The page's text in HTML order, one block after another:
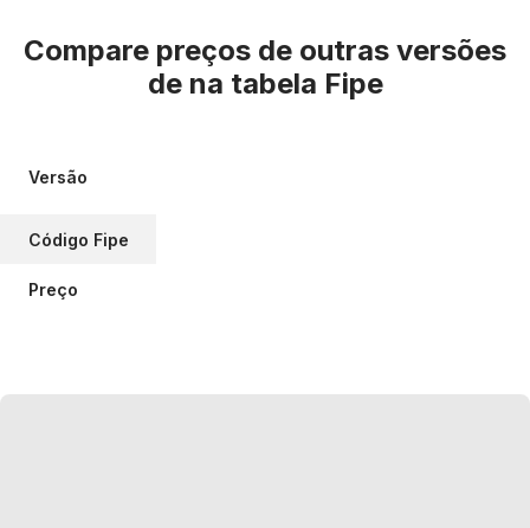
Compare preços de outras versões
de na tabela Fipe
Versão
Código Fipe
Preço